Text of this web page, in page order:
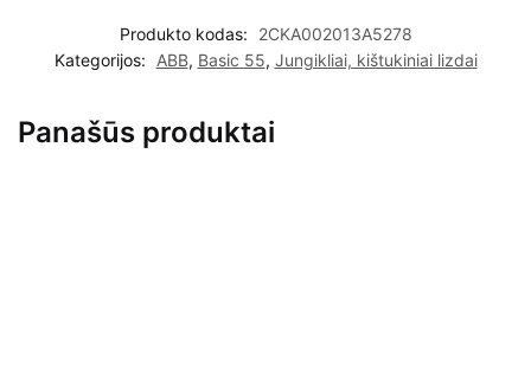
Produkto kodas:
2CKA002013A5278
Kategorijos:
ABB, Basic 55, Jungikliai, kištukiniai lizdai
Panašūs produktai